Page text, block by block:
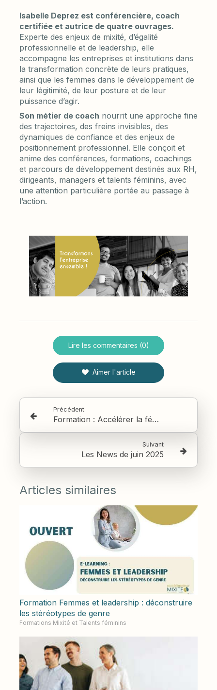
Isabelle Deprez est conférencière, coach
certifiée et autrice de quatre ouvrages.
Experte des enjeux de mixité, d’égalité
professionnelle et de leadership, elle
accompagne les entreprises et institutions dans
la transformation concrète de leurs pratiques,
ainsi que les femmes dans le développement de
leur légitimité, de leur posture et de leur
puissance d’agir.
Son métier de coach nourrit une approche fine
des trajectoires, des freins invisibles, des
dynamiques de confiance et des enjeux de
positionnement professionnel. Elle conçoit et
anime des conférences, formations, coachings
et parcours de développement destinés aux RH,
dirigeants, managers et talents féminins, avec
une attention particulière portée au passage à
l’action.
Lire les commentaires (0)
Aimer l'article
Précédent
Formation : Accélérer la féminisation en milieu industriel
Suivant
Les News de juin 2025
Articles similaires
Formation Femmes et leadership : déconstruire
les stéréotypes de genre
Formations Mixité et Talents féminins